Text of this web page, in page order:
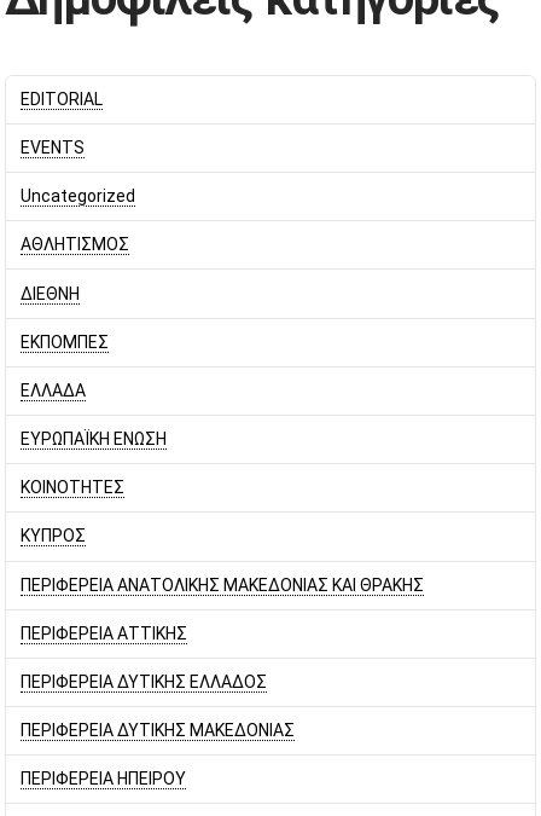
EDITORIAL
EVENTS
Uncategorized
ΑΘΛΗΤΙΣΜΟΣ
ΔΙΕΘΝΗ
ΕΚΠΟΜΠΕΣ
ΕΛΛΑΔΑ
ΕΥΡΩΠΑΪΚΗ ΕΝΩΣΗ
ΚΟΙΝΟΤΗΤΕΣ
ΚΥΠΡΟΣ
ΠΕΡΙΦΕΡΕΙΑ ΑΝΑΤΟΛΙΚΗΣ ΜΑΚΕΔΟΝΙΑΣ ΚΑΙ ΘΡΑΚΗΣ
ΠΕΡΙΦΕΡΕΙΑ ΑΤΤΙΚΗΣ
ΠΕΡΙΦΕΡΕΙΑ ΔΥΤΙΚΗΣ ΕΛΛΑΔΟΣ
ΠΕΡΙΦΕΡΕΙΑ ΔΥΤΙΚΗΣ ΜΑΚΕΔΟΝΙΑΣ
ΠΕΡΙΦΕΡΕΙΑ ΗΠΕΙΡΟΥ